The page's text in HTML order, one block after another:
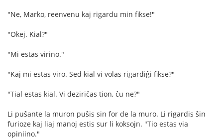
"Ne, Marko, reenvenu kaj rigardu min fikse!"
"Okej. Kial?"
"Mi estas virino."
"Kaj mi estas viro. Sed kial vi volas rigardiĝi fikse?"
"Tial estas kial. Vi deziriĉas tion, ĉu ne?"
Li puŝante la muron puŝis sin for de la muro. Li rigardis ŝin
furioze kaj liaj manoj estis sur li koksojn. "Tio estas via
opiniino."